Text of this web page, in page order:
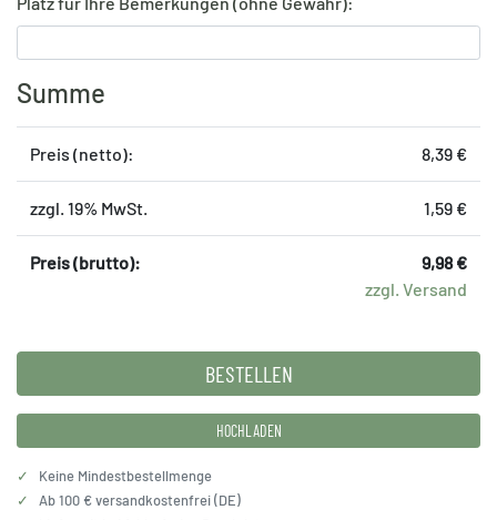
Summe
Preis (netto): 8,39 €
zzgl. 19% MwSt. 1,59 €
Preis (brutto):
9,98 €
zzgl. Versand
HOCHLADEN
✓
Keine Mindestbestellmenge
✓
Ab 100 € versandkostenfrei (DE)